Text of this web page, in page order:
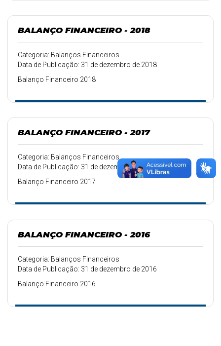
BALANÇO FINANCEIRO - 2018
Categoria: Balanços Financeiros
Data de Publicação: 31 de dezembro de 2018
Balanço Financeiro 2018
BALANÇO FINANCEIRO - 2017
Categoria: Balanços Financeiros
Data de Publicação: 31 de dezembro de 2017
Balanço Financeiro 2017
BALANÇO FINANCEIRO - 2016
Categoria: Balanços Financeiros
Data de Publicação: 31 de dezembro de 2016
Balanço Financeiro 2016